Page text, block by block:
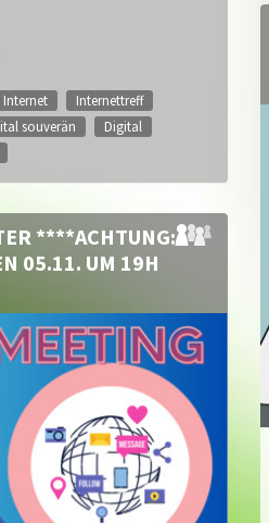
Internet
Internettreff
souverän
Digital
****ACHTUNG:
05.11. UM 19H